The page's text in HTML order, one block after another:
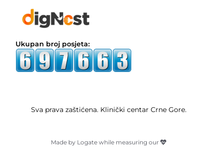
Ukupan broj posjeta:
Sva prava zaštićena. Klinički centar Crne Gore.
Made by Logate while measuring our